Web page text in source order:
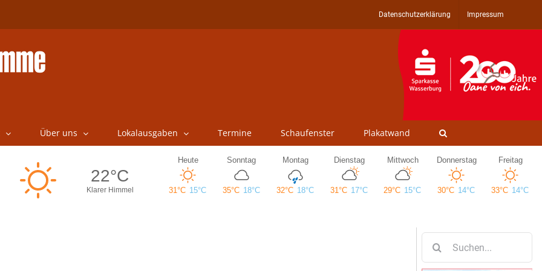
Datenschutzerklärung Impressum
Über uns Lokalausgaben Termine Schaufenster Plakatwand
nach: